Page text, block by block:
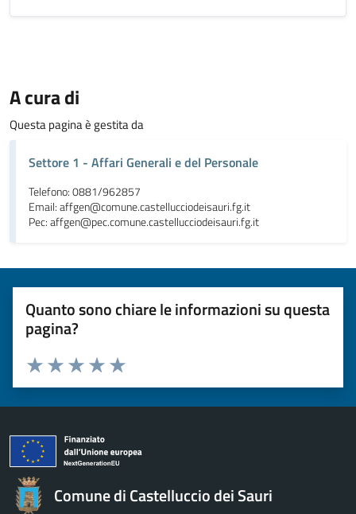
A cura di
Questa pagina è gestita da
Settore 1 - Affari Generali e del Personale
Telefono: 0881/962857
Email: affgen@comune.castellucciodeisauri.fg.it
Pec: affgen@pec.comune.castellucciodeisauri.fg.it
Quanto sono chiare le informazioni su questa
pagina?
Valuta da 1 a 5 stelle la pagina
Valuta 5 stelle su 5
Valuta 4 stelle su 5
Valuta 3 stelle su 5
Valuta 2 stelle su 5
Valuta 1 stelle su 5
Comune di Castelluccio dei Sauri